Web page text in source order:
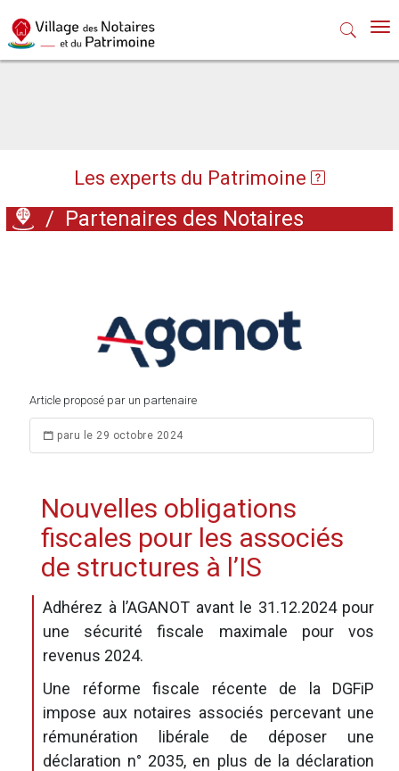
Les experts du Patrimoine
/ Partenaires des Notaires
Article proposé par un partenaire
paru le 29 octobre 2024
Nouvelles obligations
fiscales pour les associés
de structures à l’IS
Adhérez à l’AGANOT avant le 31.12.2024 pour
une sécurité fiscale maximale pour vos
revenus 2024.
Une réforme fiscale récente de la DGFiP
impose aux notaires associés percevant une
rémunération libérale de déposer une
déclaration n° 2035, en plus de la déclaration